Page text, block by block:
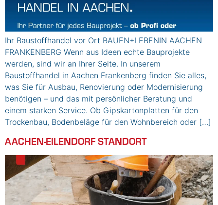
Ihr Baustoffhandel vor Ort BAUEN+LEBENIN AACHEN
FRANKENBERG Wenn aus Ideen echte Bauprojekte
werden, sind wir an Ihrer Seite. In unserem
Baustoffhandel in Aachen Frankenberg finden Sie alles,
was Sie für Ausbau, Renovierung oder Modernisierung
benötigen – und das mit persönlicher Beratung und
einem starken Service. Ob Gipskartonplatten für den
Trockenbau, Bodenbeläge für den Wohnbereich oder […]
AACHEN-EILENDORF STANDORT